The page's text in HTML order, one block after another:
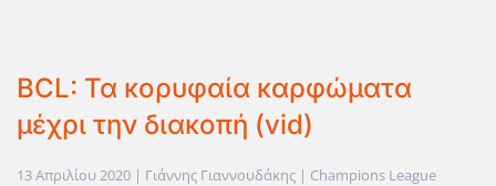
BCL: Τα κορυφαία καρφώματα
μέχρι την διακοπή (vid)
13 Απριλίου 2020 | Γιάννης Γιαννουδάκης | Champions League